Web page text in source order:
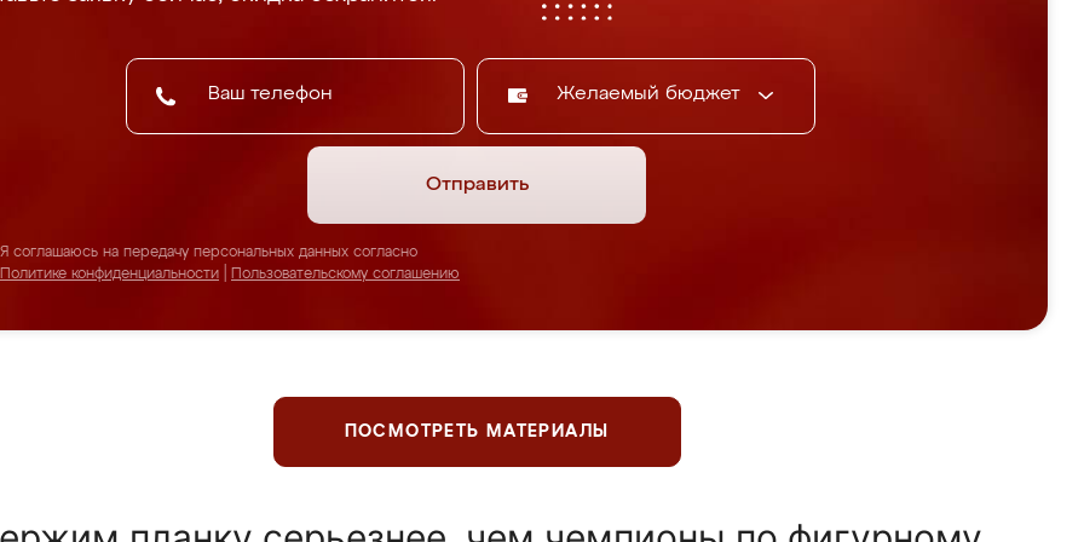
Желаемый бюджет
Отправить
Я соглашаюсь на передачу персональных данных согласно
Политике конфиденциальности
Пользовательскому соглашению
ПОСМОТРЕТЬ МАТЕРИАЛЫ